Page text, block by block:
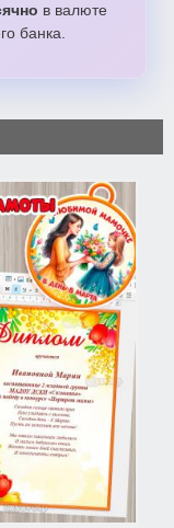
в валюте
банка.